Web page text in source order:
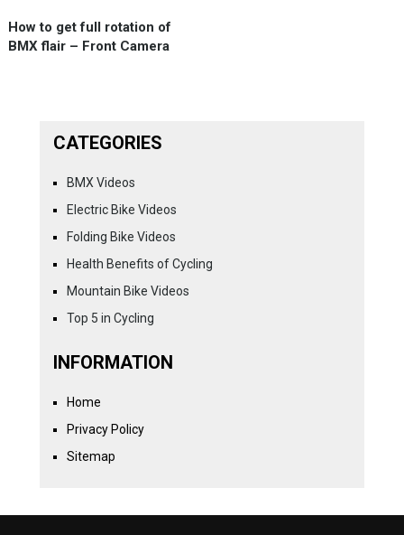
How to get full rotation of
BMX flair – Front Camera
CATEGORIES
BMX Videos
Electric Bike Videos
Folding Bike Videos
Health Benefits of Cycling
Mountain Bike Videos
Top 5 in Cycling
INFORMATION
Home
Privacy Policy
Sitemap